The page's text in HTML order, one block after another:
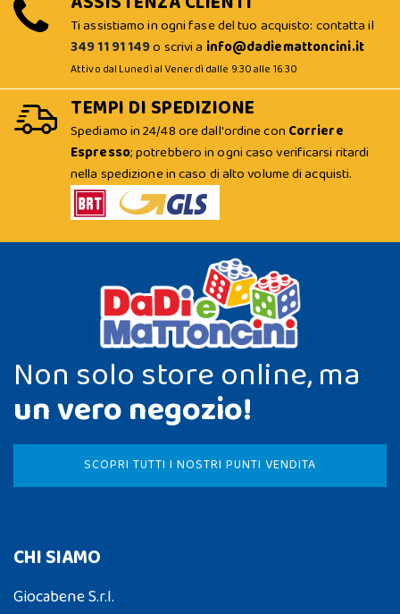
Ti assistiamo in ogni fase del tuo acquisto: contatta il
349 11 91 149o scrivi a info@dadiemattoncini.it
Attivo dal Lunedì al Venerdì dalle 9:30 alle 16:30
TEMPI DI SPEDIZIONE
Spediamo in 24/48 ore dall'ordine con Corriere
Espresso; potrebbero in ogni caso verificarsi ritardi
nella spedizione in caso di alto volume di acquisti.
Non solo store online, ma
un vero negozio!
SCOPRI TUTTI I NOSTRI PUNTI VENDITA
CHI SIAMO
Giocabene S.r.l.